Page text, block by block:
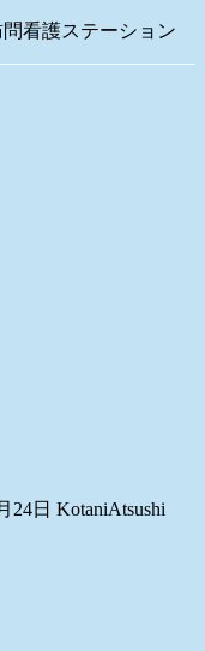
看護ステーション
24日 KotaniAtsushi